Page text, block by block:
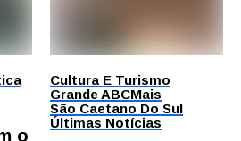
o
Cultura E Turismo
Grande ABCMais
São Caetano Do Sul
Últimas Notícias